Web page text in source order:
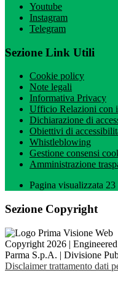
Youtube
Instagram
Telegram
Sezione Link Utili
Cookie policy
Note legali
Informativa Privacy
Ufficio Relazioni con
Dichiarazione di
Obiettivi di
Whistleblowing
Gestione consensi
Amministrazione
Pagina visualizzata 23
Sezione Copyright
Copyright 2026 |
Parma S.p.A. | Divisione
Disclaimer trattamento dati